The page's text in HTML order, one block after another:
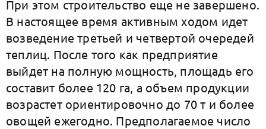
При этом строительство еще не завершено.
В настоящее время активным ходом идет
возведение третьей и четвертой очередей
теплиц. После того как предприятие
выйдет на полную мощность, площадь его
составит более 120 га, а объем продукции
возрастет ориентировочно до 70 т и более
овощей ежегодно. Предполагаемое число